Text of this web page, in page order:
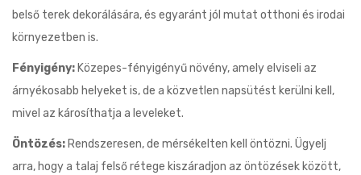
belső terek dekorálására, és egyaránt jól mutat otthoni és irodai
környezetben is.
Fényigény: Közepes-fényigényű növény, amely elviseli az
árnyékosabb helyeket is, de a közvetlen napsütést kerülni kell,
mivel az károsíthatja a leveleket.
Öntözés: Rendszeresen, de mérsékelten kell öntözni. Ügyelj
arra, hogy a talaj felső rétege kiszáradjon az öntözések között,